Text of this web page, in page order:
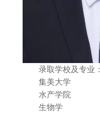
录取学校及专业：
集美大学
水产学院
生物学